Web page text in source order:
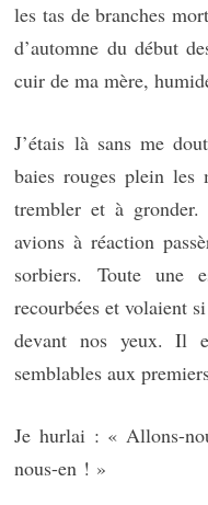
les tas de branches
d’automne du début
cuir de ma mère,
J’étais là sans me
baies rouges plein les
trembler et à
avions à réaction
sorbiers. Toute une
recourbées et volaient
devant nos yeux. Il
semblables aux
Je hurlai : « Allons-
nous-en ! »